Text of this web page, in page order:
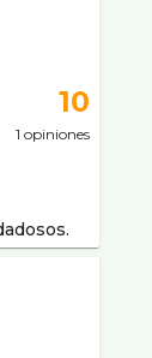
10
1 opiniones